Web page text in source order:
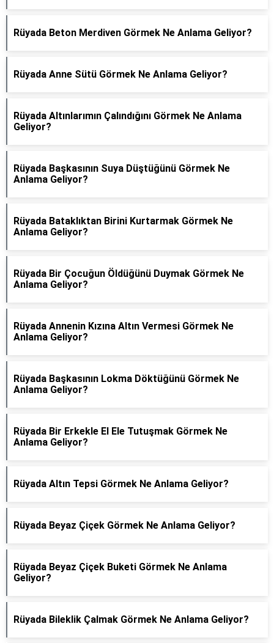
Rüyada Beton Merdiven Görmek Ne Anlama Geliyor?
Rüyada Anne Sütü Görmek Ne Anlama Geliyor?
Rüyada Altınlarımın Çalındığını Görmek Ne Anlama
Geliyor?
Rüyada Başkasının Suya Düştüğünü Görmek Ne
Anlama Geliyor?
Rüyada Bataklıktan Birini Kurtarmak Görmek Ne
Anlama Geliyor?
Rüyada Bir Çocuğun Öldüğünü Duymak Görmek Ne
Anlama Geliyor?
Rüyada Annenin Kızına Altın Vermesi Görmek Ne
Anlama Geliyor?
Rüyada Başkasının Lokma Döktüğünü Görmek Ne
Anlama Geliyor?
Rüyada Bir Erkekle El Ele Tutuşmak Görmek Ne
Anlama Geliyor?
Rüyada Altın Tepsi Görmek Ne Anlama Geliyor?
Rüyada Beyaz Çiçek Görmek Ne Anlama Geliyor?
Rüyada Beyaz Çiçek Buketi Görmek Ne Anlama
Geliyor?
Rüyada Bileklik Çalmak Görmek Ne Anlama Geliyor?